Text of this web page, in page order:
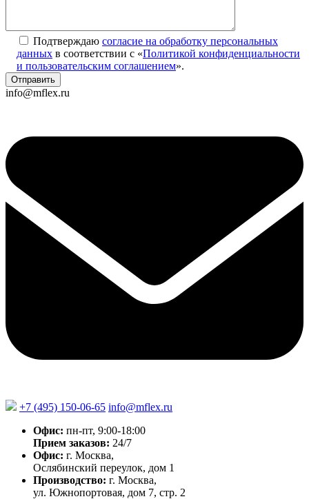
Подтверждаю согласие на обработку персональных
данных в соответствии с «Политикой конфиденциальности
и пользовательским соглашением».
info@mflex.ru
+7 (495) 150-06-65 info@mflex.ru
Офис: пн-пт, 9:00-18:00
Прием заказов: 24/7
Офис: г. Москва,
Ослябинский переулок, дом 1
Производство: г. Москва,
ул. Южнопортовая, дом 7, стр. 2